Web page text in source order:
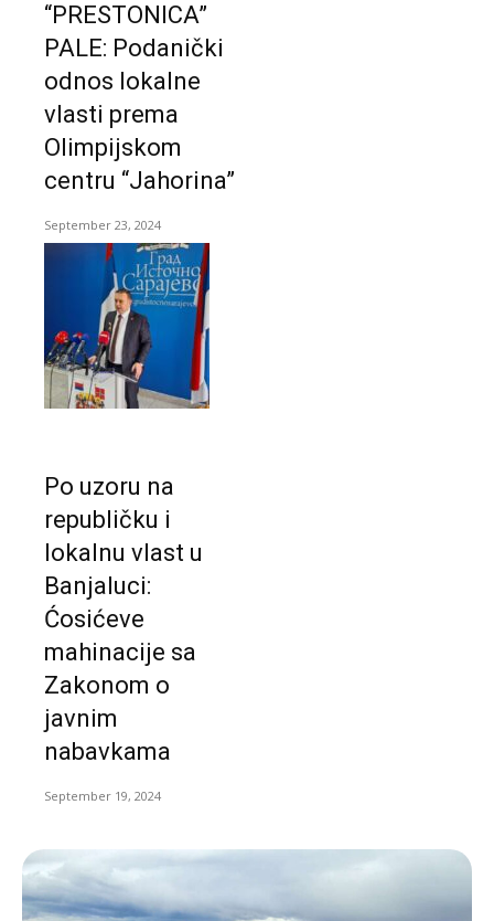
“PRESTONICA”
PALE: Podanički
odnos lokalne
vlasti prema
Olimpijskom
centru “Jahorina”
September 23, 2024
Po uzoru na
republičku i
lokalnu vlast u
Banjaluci:
Ćosićeve
mahinacije sa
Zakonom o
javnim
nabavkama
September 19, 2024